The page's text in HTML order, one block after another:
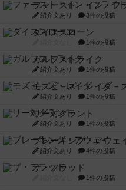
ファースト・イン・フ
紹介文あり 3件の投稿
ダイススローン
1件の投稿
ガルフストライク
紹介文あり 1件の投稿
モズビ－ズ・レイダ－
紹介文あり 1件の投稿
リー対グラント
紹介文あり 1件の投稿
ブレーキング・アウェ
紹介文あり 4件の投稿
ザ・フラッド
1件の投稿